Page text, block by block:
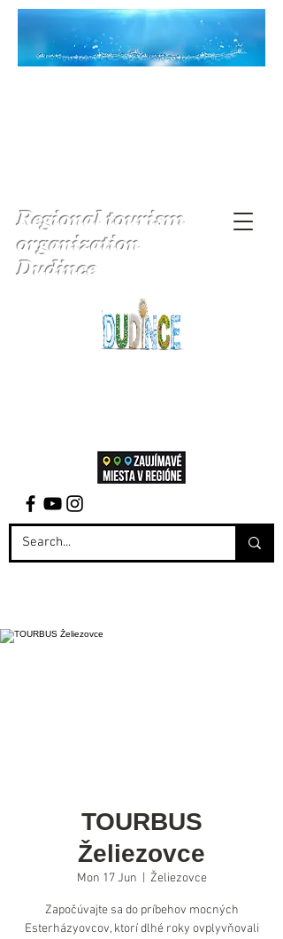
Regional tourism
organization
Dudince
TOURBUS
Želiezovce
Mon 17 Jun Želiezovce
Započúvajte sa do príbehov mocných
Esterházyovcov, ktorí dlhé roky ovplyvňovali